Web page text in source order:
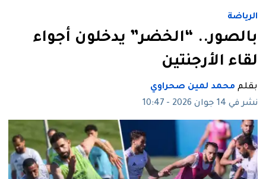
الرياضة
بالصور.. “الخضر” يدخلون أجواء
لقاء الأرجنتين
بقلم محمد لمين صحراوي
نشر في 14 جوان 2026 - 10:47